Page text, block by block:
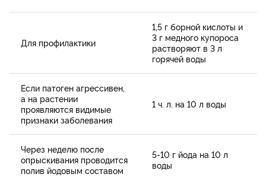
Для профилактики
1,5 г борной кислоты и
3 г медного купороса
растворяют в 3 л
горячей воды
Если патоген агрессивен,
а на растении
проявляются видимые
признаки заболевания
1 ч. л. на 10 л воды
Через неделю после
опрыскивания проводится
полив йодовым составом
5-10 г йода на 10 л
воды